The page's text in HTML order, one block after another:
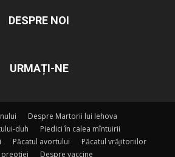
DESPRE NOI
URMAȚI-NE
Despre Martorii lui Iehova
duh
Piedici în calea mîntuirii
Păcatul avortului
Păcatul vrăjitoriilor
preoției
Despre vaccine